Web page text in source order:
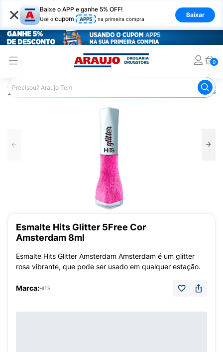
× Baixe o APP e ganhe 5% OFF!
Use o cupom APP5 na primeira compra
Baixar
0
Araujo Beleza e Cuidados
Esmalte Hits Glitter 5Free Cor
Amsterdam 8ml
Esmalte Hits Glitter Amsterdam Amsterdam é um glitter
rosa vibrante, que pode ser usado em qualquer estação.
Marca:HITS